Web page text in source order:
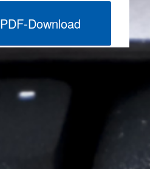
PDF-Download